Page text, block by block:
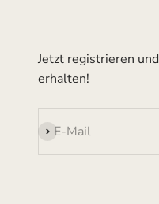
Jetzt registrieren
erhalten!
E-Mail
Abonnieren